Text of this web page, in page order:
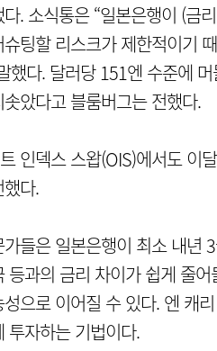
. 소식통은 “일본은행이 (금
팅할 리스크가 제한적이기
했다. 달러당 151엔 수준에
았다고 블룸버그는 전했다.
인덱스 스왑(OIS)에서도 이
다.
들은 일본은행이 최소 내년
등과의 금리 차이가 쉽게 줄
성으로 이어질 수 있다. 엔 캐
투자하는 기법이다.